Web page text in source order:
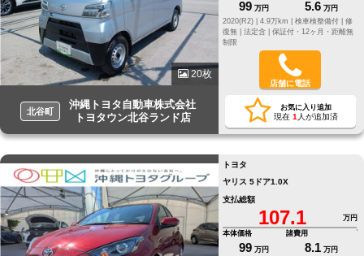
20枚
北谷町
沖縄トヨタ自動車株式会社
トヨタウン北谷ランド店
99 万円 5.6 万円
2020(R2) |
4.9万km | 検車検整備付 | 修
復無 | 法定含 | 保証付・12ヶ月・距離無
制限
店舗に電話
お気に入り追加
現在 1 人が追加済
トヨタ
ヤリス 5ドア1.0X
支払総額
107.1
万円
本体価格
99 万円
諸費用
8.1 万円